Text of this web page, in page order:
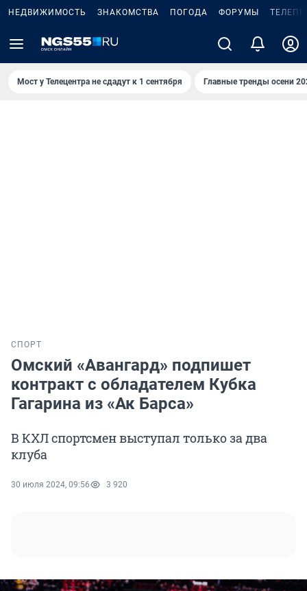
НЕДВИЖИМОСТЬ ЗНАКОМСТВА ПОГОДА ФОРУМЫ
Мост у Телецентра не сдадут к 1 сентября Главные тренды осени
СПОРТ
Омский «Авангард» подпишет
контракт с обладателем Кубка
Гагарина из «Ак Барса»
В КХЛ спортсмен выступал только за два
клуба
30 июля 2024, 09:56 3 920